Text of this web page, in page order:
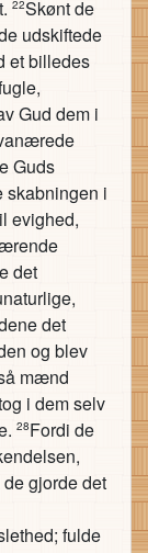
22Skønt de
udskiftede
et billedes
Gud dem i
Guds
skabningen i
evighed,
det
det
og blev
mænd
i dem selv
28Fordi de
gjorde det
fulde